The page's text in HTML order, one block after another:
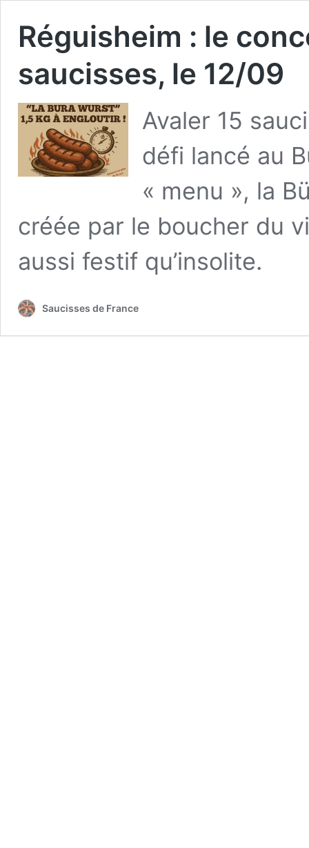
Réguisheim : le
saucisses, le 12/09
Avaler 15
défi lancé au
« menu », la
créée par le boucher du
aussi festif qu’insolite.
Saucisses de France